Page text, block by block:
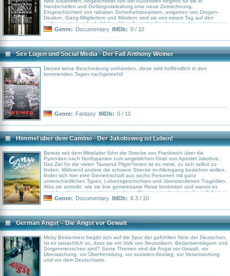
Handschellen und Gefängniskleidung eine neue Zeitrechnung.
Eingeschüchtert von rabiaten Sicherheitsbeamten, umgeben von Drogen-
Dealern, Gang-Mitgliedern und Mördern sind sie von einem Tag auf den
anderen mit einer bedrohlichen Umgebung konfrontiert, aus der es keinen
Fluchtweg gibt. Selbst hart gesottene Kriminelle schildern ihre erste Woche
Gesetz der Straße” zeigt die ungeschminkte, bedrückende und oft hoch
gefährliche Realität hinter Amerikas „schwedischen Gardinen”.
Genre: Documentary IMDb: 0 / 10
Sex Lügen und Social Media - Der Fall Anthony Weiner
Derzeit keine Beschreibung vorhanden, diese wird hoffendlich in den
kommenden Tagen nachgereicht!
Genre: Fantasy IMDb: 0 / 10
Himmel über dem Camino - Der Jakobsweg ist Leben!
Bereits seit dem Mittelalter führt die Strecke von Frankreich über die
Pyrenäen nach Nordspanien zum angeblichen Grab von Apostel Jakobus.
Das Ziel für die vielen Tausend Pilger*innen ist es meist, zu sich selbst zu
finden. Während andere die schwere Strecke im Alleingang bestehen wollen,
findet sich hier eine Gemeinschaft aus sechs Personen mit ganz
unterschiedlichen Typen, Lebensgeschichten und überstandenen Tragödien.
Was sie antreibt, wie sie ihre gemeinsame Reise bestreiten und warum es
manchmal besser ist, mit einer weiteren Person eine Last zu teilen, all dies
schildert die Dokumentation „Himmel über dem Camino“ von Noel Smyth und
Jakobsweg komplett ablaufen wollen.
Genre: Documentary IMDb: 6.3 / 10
German Angst – Die Angst vor Gewalt
Micky Beisenherz begibt sich auf die Spur der gefühlten Nöte der Deutschen.
Ist es tatsächlich so, dass sie ein Volk von Neurotikern, Bedenkenträgern und
Sorgenmenschen sind? Seine Themen sind die Angst vor Gewalt, vor
Überwachung, vor Überfremdung, vor sozialem Abstieg, vor Verantwor­tung
und vor dem Deutschsein.